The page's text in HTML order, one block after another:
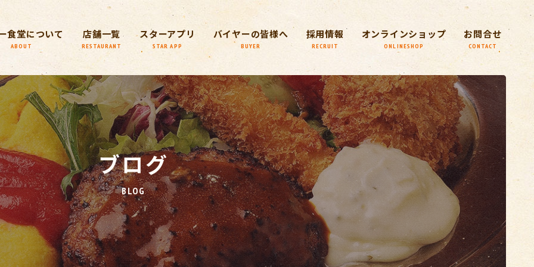
食堂について
ABOUT
店舗一覧
RESTAURANT
スターアプリ
STAR APP
バイヤーの皆様へ
BUYER
採用情報
RECRUIT
オンラインショップ
ONLINESHOP
お問合せ
CONTACT
ブログ
BLOG